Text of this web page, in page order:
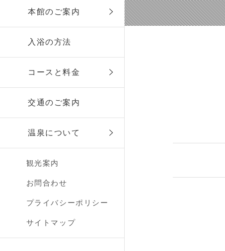
本館のご案内
入浴の方法
コースと料金
交通のご案内
温泉について
観光案内
お問合わせ
プライバシーポリシー
サイトマップ